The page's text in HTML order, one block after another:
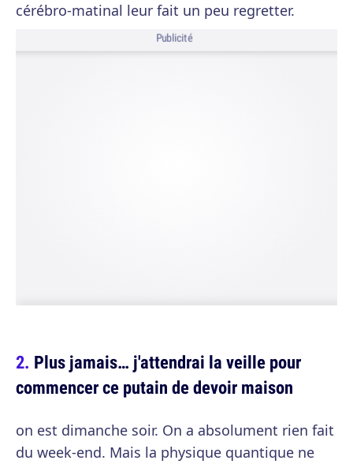
cérébro-matinal leur fait un peu regretter.
Publicité
Plus jamais… j'attendrai la veille pour
commencer ce putain de devoir maison
on est dimanche soir. On a absolument rien fait
du week-end. Mais la physique quantique ne